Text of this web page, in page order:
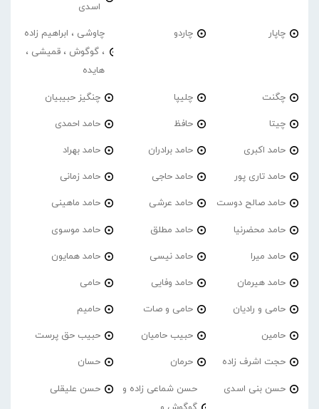
اسدی
چاپار چاردو
چاوشی ، ابراهیم زاده
، گوگوش ، قمیشی ،
هایده
چگنت چلیپا چنگیز حبیبیان
چیتا حافظ حامد احمدی
حامد اکبری حامد برادران حامد بهراد
حامد تاری پور حامد حاجی حامد زمانی
حامد صالح دوست حامد عرشی حامد ماهینی
حامد محضرنیا حامد مطلق حامد موسوی
حامد میرا حامد نیسی حامد همایون
حامد هیرمان حامد وفایی حامی
حامی و رادیان حامی و صات حامیم
حامین حبیب حامیان حبیب حق پرست
حجت اشرف زاده حرمان حسان
حسن بنی اسدی
حسن شماعی زاده و
حسن علیقلی